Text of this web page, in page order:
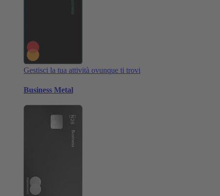
Gestisci la tua attività ovunque ti trovi
Business Metal